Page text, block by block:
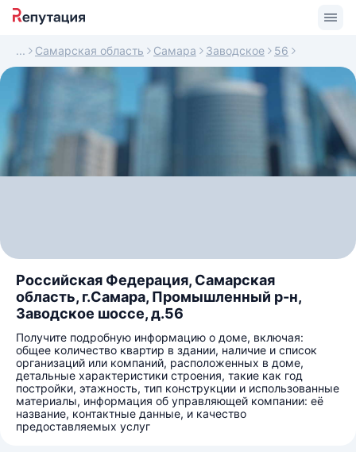
Самарская область Самара Заводское 56
Российская Федерация, Самарская
область, г.Самара, Промышленный р-н,
Заводское шоссе, д.56
Получите подробную информацию о доме, включая:
общее количество квартир в здании, наличие и список
организаций или компаний, расположенных в доме,
детальные характеристики строения, такие как год
постройки, этажность, тип конструкции и использованные
материалы, информация об управляющей компании: её
название, контактные данные, и качество
предоставляемых услуг